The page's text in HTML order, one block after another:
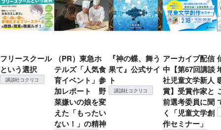
フリースクール
という選択
講談社コクリコ
（PR）東急ホ
テルズ「人気食
育イベント」参
加レポート 野
菜嫌いの娘を変
えた「もったい
ない！」の精神
『神の蝶、舞う
果て』公式サイ
ト
講談社コクリコ
アーカイブ配信
中【第67回講談
社児童文学新人
賞】受賞作家と
前選考委員に聞
く「児童文学創
作セミナー」